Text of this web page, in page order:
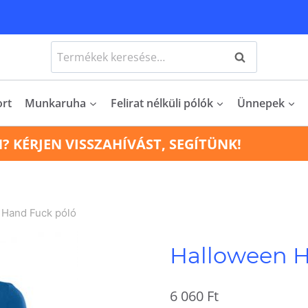
Keresés
a
következőre:
Keresés
Munkaruha Felirat nélküli pólók Ünnepek
KÉRJEN VISSZAHÍVÁST, SEGÍTÜNK!
Fuck póló
Halloween
6 060 Ft